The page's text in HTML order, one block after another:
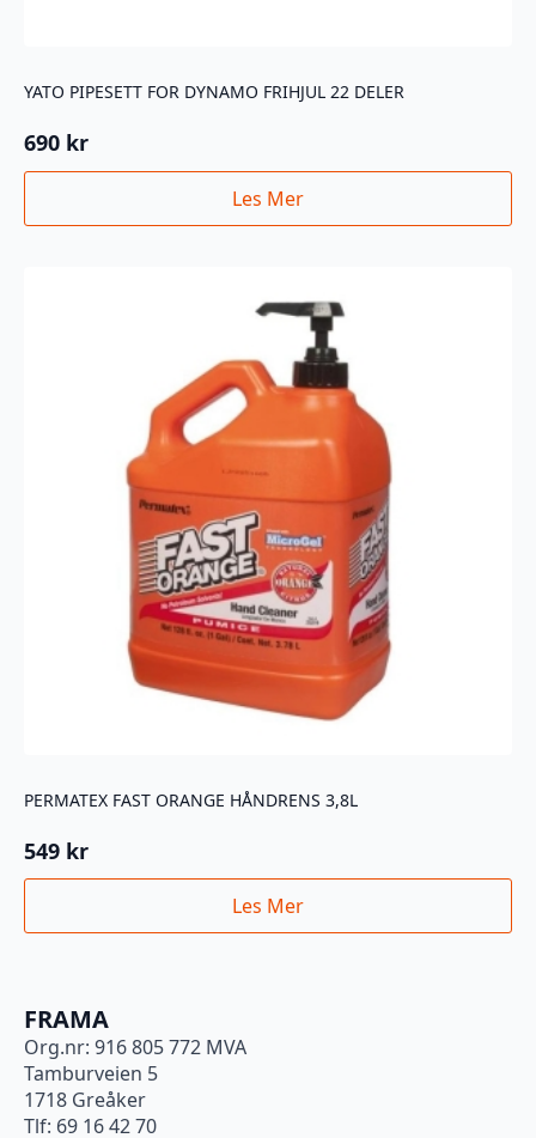
YATO PIPESETT FOR DYNAMO FRIHJUL 22 DELER
690 kr
Les Mer
PERMATEX FAST ORANGE HÅNDRENS 3,8L
549 kr
Les Mer
FRAMA
Org.nr: 916 805 772 MVA
Tamburveien 5
1718 Greåker
Tlf: 69 16 42 70